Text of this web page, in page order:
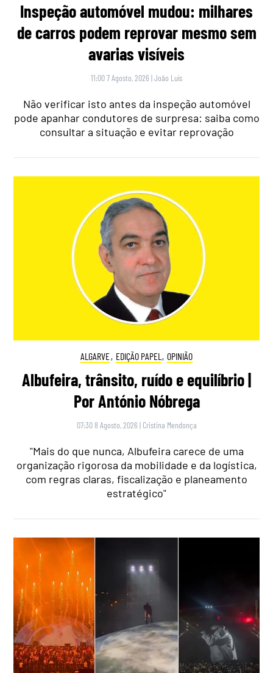
Inspeção automóvel mudou: milhares
de carros podem reprovar mesmo sem
avarias visíveis
11:00 7 Agosto, 2026 |João Luís
Não verificar isto antes da inspeção automóvel
pode apanhar condutores de surpresa: saiba como
consultar a situação e evitar reprovação
ALGARVE, EDIÇÃO PAPEL , OPINIÃO
Albufeira, trânsito, ruído e equilíbrio |
Por António Nóbrega
07:30 8 Agosto, 2026 | Cristina Mendonça
"Mais do que nunca, Albufeira carece de uma
organização rigorosa da mobilidade e da logística,
com regras claras, fiscalização e planeamento
estratégico"